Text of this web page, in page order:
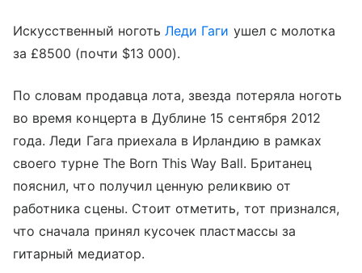
Искусственный ноготьЛеди Гаги ушел с молотка
за £8500 (почти $13 000).
По словам продавца лота, звезда потеряла ноготь
во время концерта в Дублине 15 сентября 2012
года. Леди Гага приехала в Ирландию в рамках
своего турне The Born This Way Ball. Британец
пояснил, что получил ценную реликвию от
работника сцены. Стоит отметить, тот признался,
что сначала принял кусочек пластмассы за
гитарный медиатор.